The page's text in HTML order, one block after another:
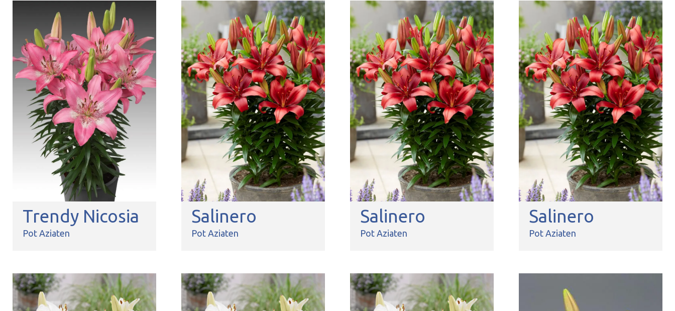
Trendy Nicosia
Pot Aziaten
Salinero
Pot Aziaten
Salinero
Pot Aziaten
Salinero
Pot Aziaten